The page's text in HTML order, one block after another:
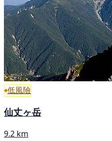
低風險
仙丈ヶ岳
9.2 km